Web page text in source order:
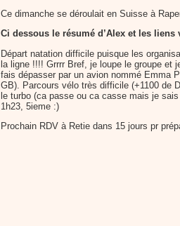
Ce dimanche se déroulait en Suisse à
Ci dessous le résumé d’Alex et les liens
Départ natation difficile puisque les
la ligne !!!! Grrrr Bref, je loupe le groupe et
fais dépasser par un avion nommé Emma
GB). Parcours vélo très difficile (+1100 de
le turbo (ca passe ou ca casse mais je
1h23, 5ieme :)
Prochain RDV à Retie dans 15 jours pr